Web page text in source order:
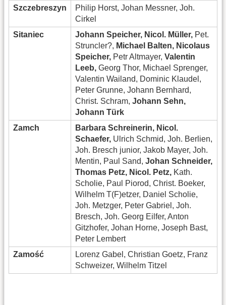
Szczebreszyn
Philip Horst, Johan Messner, Joh.
Cirkel
Sitaniec
Johann Speicher, Nicol. Müller, Pet.
Struncler?, Michael Balten, Nicolaus
Speicher, Petr Altmayer, Valentin
Leeb, Georg Thor, Michael Sprenger,
Valentin Wailand, Dominic Klaudel,
Peter Grunne, Johann Bernhard,
Christ. Schram, Johann Sehn,
Johann Türk
Zamch
Barbara Schreinerin, Nicol.
Schaefer, Ulrich Schmid, Joh. Berlien,
Joh. Bresch junior, Jakob Mayer, Joh.
Mentin, Paul Sand, Johan Schneider,
Thomas Petz, Nicol. Petz, Kath.
Scholie, Paul Piorod, Christ. Boeker,
Wilhelm T(F)etzer, Daniel Scholie,
Joh. Metzger, Peter Gabriel, Joh.
Bresch, Joh. Georg Eilfer, Anton
Gitzhofer, Johan Horne, Joseph Bast,
Peter Lembert
Zamość
Lorenz Gabel, Christian Goetz, Franz
Schweizer, Wilhelm Titzel